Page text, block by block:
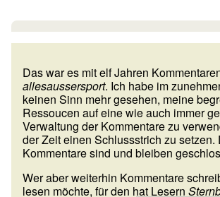
Das war es mit elf Jahren
allesaussersport. Ich habe im
keinen Sinn mehr gesehen, meine
Ressoucen auf eine wie auch immer
Verwaltung der Kommentare zu
der Zeit einen Schlussstrich zu setzen.
Kommentare sind und bleiben
Wer aber weiterhin Kommentare
lesen möchte, für den hat Lesern